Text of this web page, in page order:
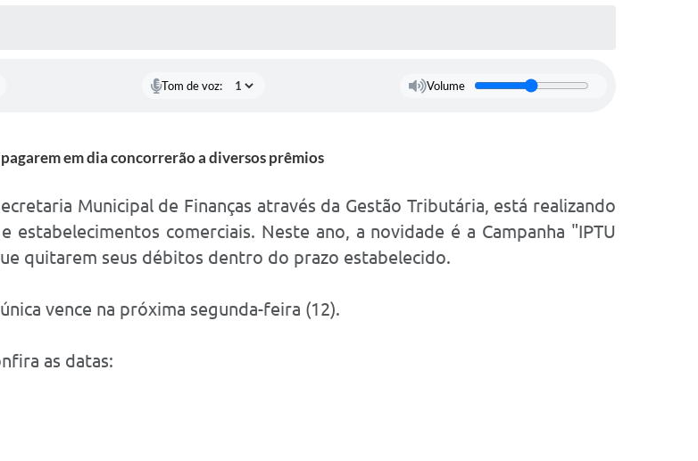
Tom de voz: Volume
em dia concorrerão a diversos prêmios
Municipal de Finanças através da Gestão Tributária, está realizando
estabelecimentos comerciais. Neste ano, a novidade é a Campanha "IPTU
quitarem seus débitos dentro do prazo estabelecido.
vence na próxima segunda-feira (12).
as datas: